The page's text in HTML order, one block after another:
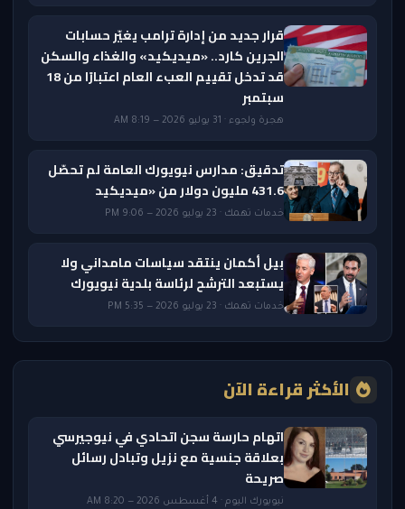
قرار جديد من إدارة ترامب يغيّر حسابات
الجرين كارد.. «ميديكيد» والغذاء والسكن
قد تدخل تقييم العبء العام اعتبارًا من 18
سبتمبر
هجرة ولجوء · 31 يوليو 2026 — 8:19 AM
تدقيق: مدارس نيويورك العامة لم تحصّل
431.6 مليون دولار من «ميديكيد
خدمات تهمك · 23 يوليو 2026 — 9:06 PM
بيل أكمان ينتقد سياسات مامداني ولا
يستبعد الترشح لرئاسة بلدية نيويورك
خدمات تهمك · 23 يوليو 2026 — 5:35 PM
الأكثر قراءة الآن
اتهام حارسة سجن اتحادي في نيوجيرسي
بعلاقة جنسية مع نزيل وتبادل رسائل
صريحة
نيويورك اليوم · 4 أغسطس 2026 — 8:20 AM